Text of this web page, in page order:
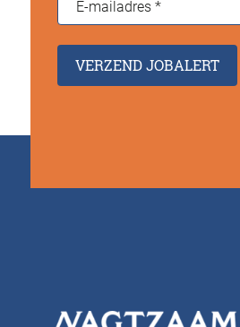
mailadres*
VERZEND JOBALERT